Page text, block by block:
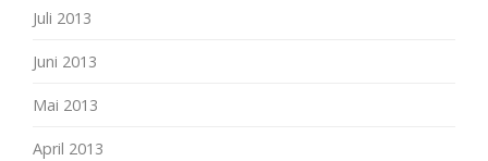
Juli 2013
Juni 2013
Mai 2013
April 2013